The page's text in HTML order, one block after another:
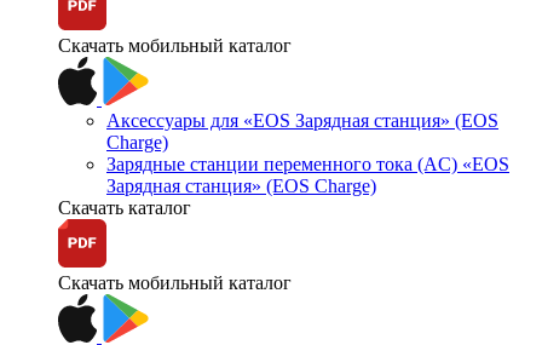
Скачать мобильный каталог
Аксессуары для «EOS Зарядная станция» (EOS
Charge)
Зарядные станции переменного тока (AC) «EOS
Зарядная станция» (EOS Charge)
Скачать каталог
Скачать мобильный каталог